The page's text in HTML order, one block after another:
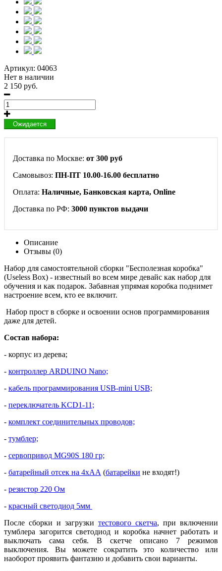
Артикул: 04063
Нет в наличии
2 150 руб.
Ожидается
Доставка по Москве: от 300 руб
Самовывоз: ПН-ПТ 10.00-16.00 бесплатно
Оплата: Наличные, Банковская карта, Online
Доставка по РФ: 3000 пунктов выдачи
Описание
Отзывы (0)
Набор для самостоятельной сборки "Бесполезная коробка"
(Useless Box) - известный во всем мире девайс как набор для
обучения и как подарок. Забавная упрямая коробка поднимет
настроение всем, кто ее включит.
Набор прост в сборке и освоении основ программирования
даже для детей.
Состав набора:
- корпус из дерева;
- контроллер ARDUINO Nano;
- кабель программирования USB-mini USB;
- переключатель KCD1-11;
- комплект соединительных проводов;
- тумблер;
- сервопривод MG90S 180 гр;
- батарейный отсек на 4хАА (батарейки не входят!)
- резистор 220 Ом
- красный светодиод 5мм
После сборки и загрузки тестового скетча, при включении
тумблера загорится светодиод и коробка начнет работать и
выключать сама себя. В скетче описано 7 режимов
выключения. Вы можете сократить это количество или
наоборот проявить фантазию и добавить свои варианты.